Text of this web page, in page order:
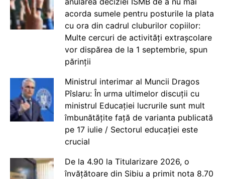
acorda sumele pentru posturile la plata
cu ora din cadrul cluburilor copiilor:
Multe cercuri de activități extrașcolare
vor dispărea de la 1 septembrie, spun
părinții
Ministrul interimar al Muncii Dragos
Pîslaru: În urma ultimelor discuții cu
ministrul Educației lucrurile sunt mult
îmbunătățite față de varianta publicată
pe 17 iulie / Sectorul educației este
crucial
De la 4.90 la Titularizare 2026, o
învățătoare din Sibiu a primit nota 8.70